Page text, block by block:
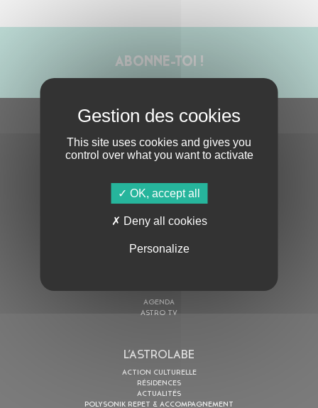
ABONNE-TOI !
AGENDA
ASTRO TV
L’ASTROLABE
ACTION CULTURELLE
RÉSIDENCES
ACTUALITÉS
POLYSONIK REPET & ACCOMPAGNEMENT
This site uses cookies and gives you
control over what you want to activate
OK, accept all
Deny all cookies
Personalize